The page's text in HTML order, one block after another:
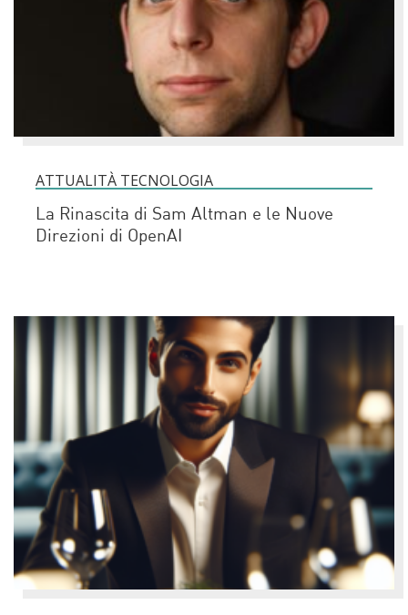
ATTUALITÀ TECNOLOGIA
La Rinascita di Sam Altman e le Nuove
Direzioni di OpenAI